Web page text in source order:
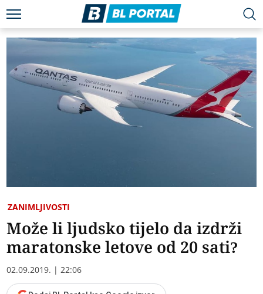
ZANIMLJIVOSTI
Može li ljudsko tijelo da izdrži
maratonske letove od 20 sati?
02.09.2019. | 22:06